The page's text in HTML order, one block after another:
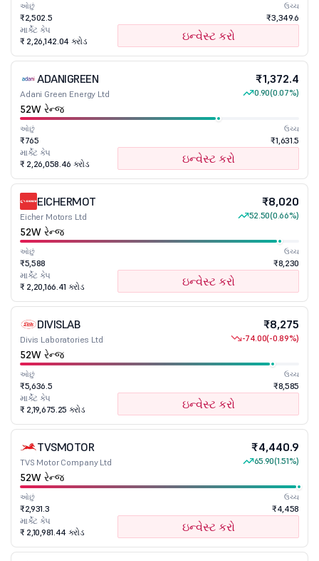
ઓછું
₹2,502.5
ઉચ્ચ
₹3,349.6
માર્કેટ કેપ
₹ 2,26,142.04 કરોડ
ઇન્વેસ્ટ કરો
ADANIGREEN
Adani Green Energy Ltd
₹1,372.4
0.90(0.07%)
52W રેન્જ
ઓછું
₹765
ઉચ્ચ
₹1,631.5
માર્કેટ કેપ
₹ 2,26,058.46 કરોડ
ઇન્વેસ્ટ કરો
EICHERMOT
Eicher Motors Ltd
₹8,020
52.50(0.66%)
52W રેન્જ
ઓછું
₹5,588
ઉચ્ચ
₹8,230
માર્કેટ કેપ
₹ 2,20,166.41 કરોડ
ઇન્વેસ્ટ કરો
DIVISLAB
Divis Laboratories Ltd
₹8,275
-74.00(-0.89%)
52W રેન્જ
ઓછું
₹5,636.5
ઉચ્ચ
₹8,585
માર્કેટ કેપ
₹ 2,19,675.25 કરોડ
ઇન્વેસ્ટ કરો
TVSMOTOR
TVS Motor Company Ltd
₹4,440.9
65.90(1.51%)
52W રેન્જ
ઓછું
₹2,931.3
ઉચ્ચ
₹4,458
માર્કેટ કેપ
₹ 2,10,981.44 કરોડ
ઇન્વેસ્ટ કરો